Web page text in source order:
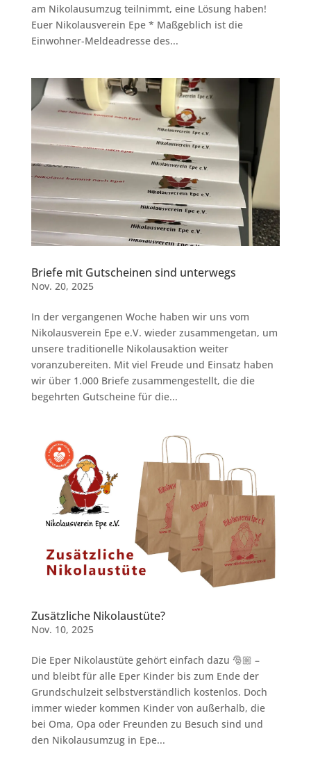
am Nikolausumzug teilnimmt, eine Lösung haben!
Euer Nikolausverein Epe * Maßgeblich ist die
Einwohner-Meldeadresse des...
Briefe mit Gutscheinen sind unterwegs
Nov. 20, 2025
In der vergangenen Woche haben wir uns vom
Nikolausverein Epe e.V. wieder zusammengetan, um
unsere traditionelle Nikolausaktion weiter
voranzubereiten. Mit viel Freude und Einsatz haben
wir über 1.000 Briefe zusammengestellt, die die
begehrten Gutscheine für die...
Zusätzliche Nikolaustüte?
Nov. 10, 2025
Die Eper Nikolaustüte gehört einfach dazu 🎅🏼 –
und bleibt für alle Eper Kinder bis zum Ende der
Grundschulzeit selbstverständlich kostenlos. Doch
immer wieder kommen Kinder von außerhalb, die
bei Oma, Opa oder Freunden zu Besuch sind und
den Nikolausumzug in Epe...